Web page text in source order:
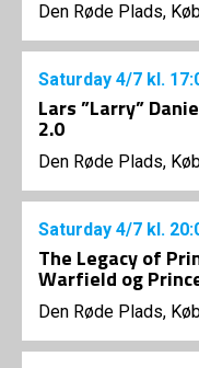
Den Røde Plads,
Saturday 4/7 kl.
Lars ”Larry”
2.0
Den Røde Plads,
Saturday 4/7 kl.
The Legacy of
Warfield og
Den Røde Plads,